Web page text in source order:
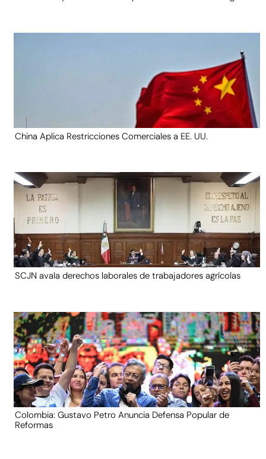
China Aplica Restricciones Comerciales a EE. UU.
SCJN avala derechos laborales de trabajadores agrícolas
Colombia: Gustavo Petro Anuncia Defensa Popular de
Reformas